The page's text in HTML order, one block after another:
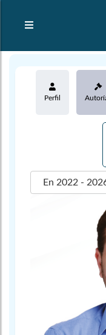
Perfil
En 2022 -